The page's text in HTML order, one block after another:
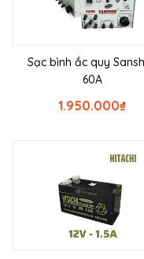
Sạc bình ắc quy
60A
₫
1.950.000